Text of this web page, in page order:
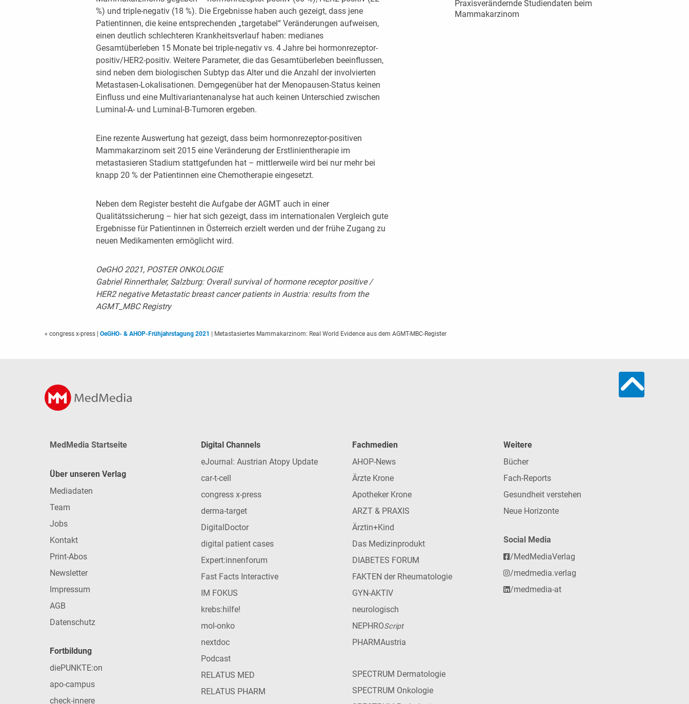
%) und triple-negativ (18 %). Die Ergebnisse haben auch gezeigt, dass jene
Patientinnen, die keine entsprechenden „targetabel“ Veränderungen aufweisen,
einen deutlich schlechteren Krankheitsverlauf haben: medianes
Gesamtüberleben 15 Monate bei triple-negativ vs. 4 Jahre bei hormonrezeptor-
positiv/HER2-positiv. Weitere Parameter, die das Gesamtüberleben beeinflussen,
sind neben dem biologischen Subtyp das Alter und die Anzahl der involvierten
Metastasen-Lokalisationen. Demgegenüber hat der Menopausen-Status keinen
Einfluss und eine Multivariantenanalyse hat auch keinen Unterschied zwischen
Luminal-A- und Luminal-B-Tumoren ergeben.
Eine rezente Auswertung hat gezeigt, dass beim hormonrezeptor-positiven
Mammakarzinom seit 2015 eine Veränderung der Erstlinientherapie im
metastasieren Stadium stattgefunden hat – mittlerweile wird bei nur mehr bei
knapp 20 % der Patientinnen eine Chemotherapie eingesetzt.
Neben dem Register besteht die Aufgabe der AGMT auch in einer
Qualitätssicherung – hier hat sich gezeigt, dass im internationalen Vergleich gute
Ergebnisse für Patientinnen in Österreich erzielt werden und der frühe Zugang zu
neuen Medikamenten ermöglicht wird.
OeGHO 2021, POSTER ONKOLOGIE
Gabriel Rinnerthaler, Salzburg: Overall survival of hormone receptor positive /
HER2 negative Metastatic breast cancer patients in Austria: results from the
AGMT_MBC Registry
Praxisverändernde Studiendaten beim
Mammakarzinom
« congress x-press | OeGHO- & AHOP-Frühjahrstagung 2021 | Metastasiertes Mammakarzinom: Real World Evidence aus dem AGMT-MBC-Register
MedMedia Startseite
Über unseren Verlag
Mediadaten
Team
Jobs
Kontakt
Print-Abos
Newsletter
Impressum
AGB
Datenschutz
Fortbildung
diePUNKTE:on
apo-campus
check-innere
Digital Channels
eJournal: Austrian Atopy Update
car-t-cell
congress x-press
derma-target
DigitalDoctor
digital patient cases
Expert:innenforum
Fast Facts Interactive
IM FOKUS
krebs:hilfe!
mol-onko
nextdoc
Podcast
RELATUS MED
RELATUS PHARM
Fachmedien
AHOP-News
Ärzte Krone
Apotheker Krone
ARZT & PRAXIS
Ärztin+Kind
Das Medizinprodukt
DIABETES FORUM
FAKTEN der Rheumatologie
GYN-AKTIV
neurologisch
NEPHROScript
PHARMAustria
SPECTRUM Dermatologie
SPECTRUM Onkologie
Weitere
Bücher
Fach-Reports
Gesundheit verstehen
Neue Horizonte
Social Media
/MedMediaVerlag
/medmedia.verlag
/medmedia-at